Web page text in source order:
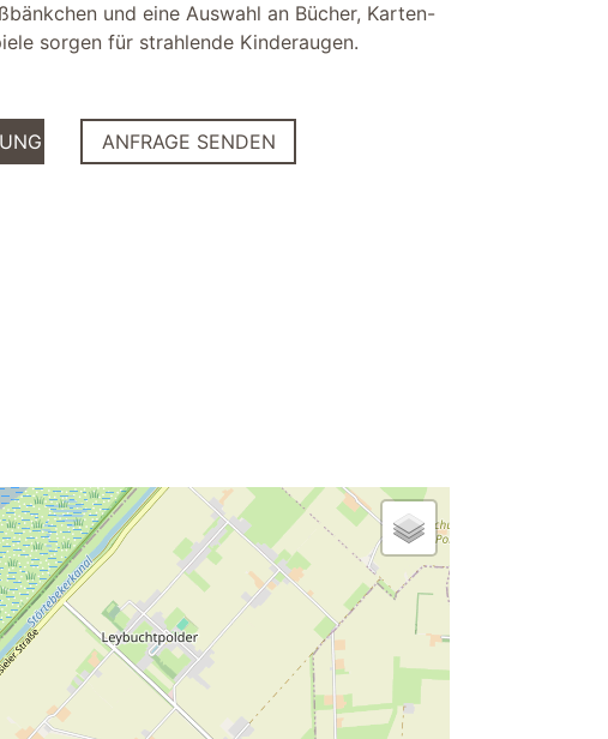
und eine Auswahl an Bücher, Karten-
sorgen für strahlende Kinderaugen.
ANFRAGE SENDEN
Nichtraucher
Radfahren
Minigolf
Internet/WLAN
Hund erlaubt
Gefrierfach
Cerankochfeld